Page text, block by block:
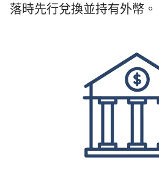
落時先行兌換並持有外幣。